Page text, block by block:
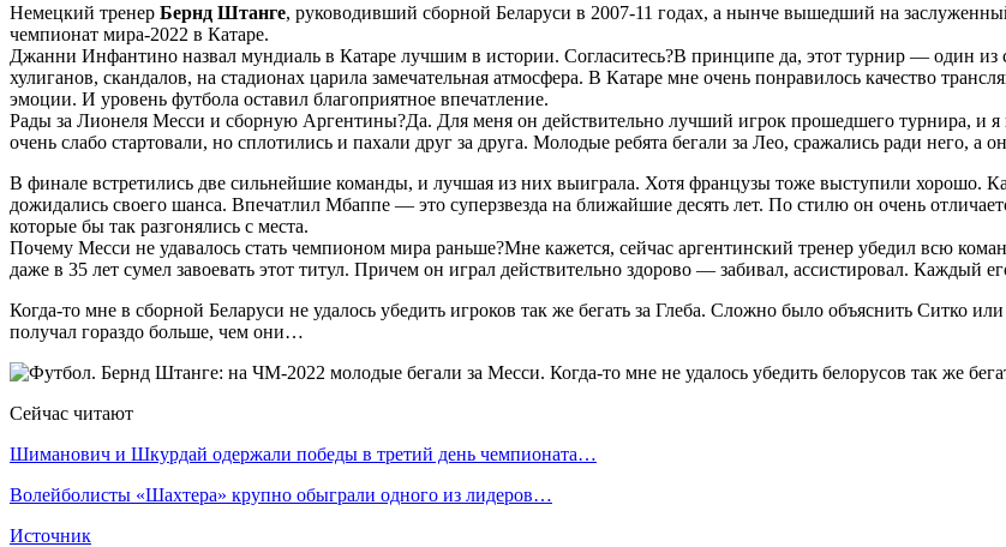
Немецкий тренер Бернд Штанге, руководивший сборной Беларуси в 2007-11 годах, а нынче вышедший на
чемпионат мира-2022 в Катаре.
Джанни Инфантино назвал мундиаль в Катаре лучшим в истории. Согласитесь?В принципе да, этот турнир — один
хулиганов, скандалов, на стадионах царила замечательная атмосфера. В Катаре мне очень понравилось качество
эмоции. И уровень футбола оставил благоприятное впечатление.
Рады за Лионеля Месси и сборную Аргентины?Да. Для меня он действительно лучший игрок прошедшего турнира, и
очень слабо стартовали, но сплотились и пахали друг за друга. Молодые ребята бегали за Лео, сражались ради него, а
В финале встретились две сильнейшие команды, и лучшая из них выиграла. Хотя французы тоже выступили хорошо.
дожидались своего шанса. Впечатлил Мбаппе — это суперзвезда на ближайшие десять лет. По стилю он очень
которые бы так разгонялись с места.
Почему Месси не удавалось стать чемпионом мира раньше?Мне кажется, сейчас аргентинский тренер убедил всю
даже в 35 лет сумел завоевать этот титул. Причем он играл действительно здорово — забивал, ассистировал. Каждый
Когда-то мне в сборной Беларуси не удалось убедить игроков так же бегать за Глеба. Сложно было объяснить Ситко
получал гораздо больше, чем они…
Сейчас читают
Шиманович и Шкурдай одержали победы в третий день чемпионата…
Волейболисты «Шахтера» крупно обыграли одного из лидеров…
Источник